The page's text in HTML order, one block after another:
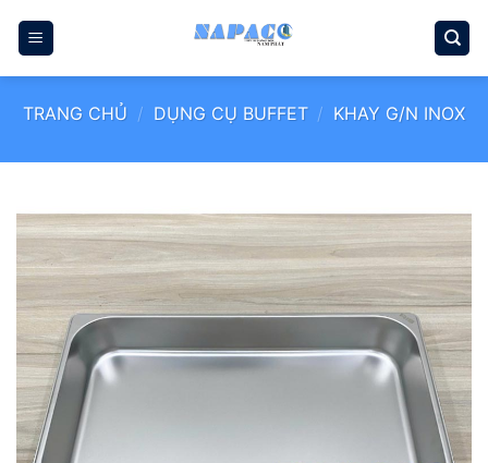
qua
TRANG CHỦ / DỤNG CỤ BUFFET / KHAY G/N INOX